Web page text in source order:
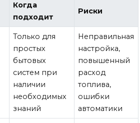
Когда
подходит
Риски
Только для
простых
бытовых
систем при
наличии
необходимых
знаний
Неправильная
настройка,
повышенный
расход
топлива,
ошибки
автоматики